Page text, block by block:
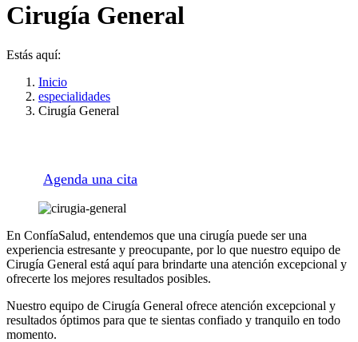
Cirugía General
Estás aquí:
Inicio
especialidades
Cirugía General
Agenda una cita
En ConfíaSalud, entendemos que una cirugía puede ser una
experiencia estresante y preocupante, por lo que nuestro equipo de
Cirugía General está aquí para brindarte una atención excepcional y
ofrecerte los mejores resultados posibles.
Nuestro equipo de Cirugía General ofrece atención excepcional y
resultados óptimos para que te sientas confiado y tranquilo en todo
momento.